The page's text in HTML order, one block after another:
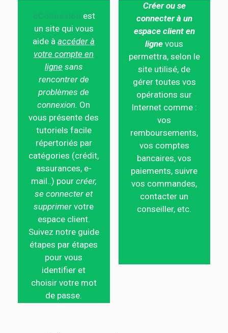
est
un site qui vous
aide àaccéder à
votre compte en
ligne sans
rencontrer de
problèmes de
connexion. On
vous présente des
tutoriels facile
répertoriés par
catégories (crédit,
assurances, e-
mail..) pour créer,
se connecter et
supprimer votre
espace client.
Suivez notre guide
étapes par étapes
pour vous
identifier et
choisir votre mot
de passe.
Créer ou se
connecter à un
espace client en
ligne vous
permettra, selon le
site utilisé, de
gérer toutes vos
opérations sur
Internet comme :
vos
remboursements,
vos comptes
bancaires, vos
paiements, suivre
vos commandes,
contacter un
conseiller, etc.